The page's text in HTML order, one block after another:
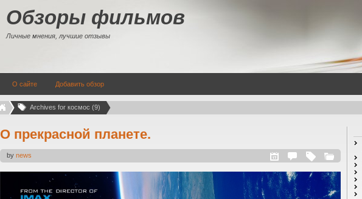
Обзоры фильмов
Личные мнения, лучшие отзывы
О сайте Добавить обзор
Archives for космос (9)
О прекрасной планете.
by news